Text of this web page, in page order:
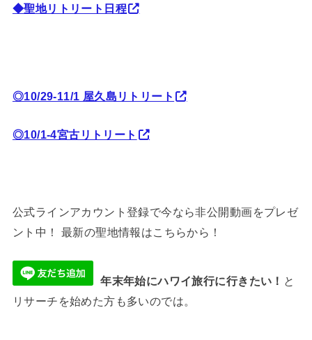
◆聖地リトリート日程
◎10/29-11/1 屋久島リトリート
◎10/1-4宮古リトリート
公式ラインアカウント登録で今なら非公開動画をプレゼ
ント中！ 最新の聖地情報はこちらから！
年末年始にハワイ旅行に行きたい！ と
リサーチを始めた方も多いのでは。